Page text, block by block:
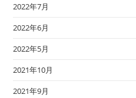
2022年7月
2022年6月
2022年5月
2021年10月
2021年9月